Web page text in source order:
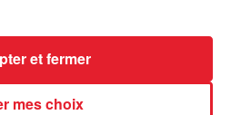
mes choix
et fermer